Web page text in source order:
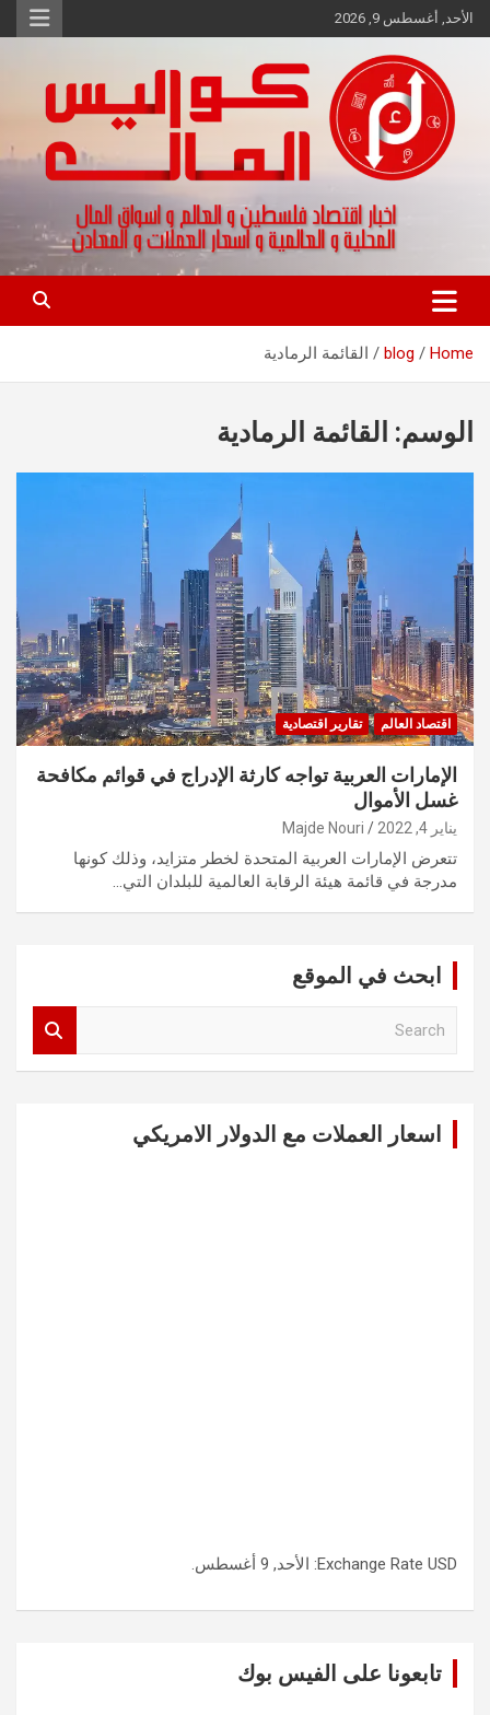
Skip
to
الأحد, أغسطس 9, 2026
كواليس المال
اخبار اقتصاد فلسطين و العالم و تقارير اسواق المال و العملات
Home
blog القائمة الرمادية
الوسم: القائمة الرمادية
اقتصاد العالم تقارير اقتصادية
الإمارات العربية تواجه كارثة الإدراج في قوائم مكافحة
غسل الأموال
يناير 4, 2022 Majde Nouri
تتعرض الإمارات العربية المتحدة لخطر متزايد، وذلك كونها
مدرجة في قائمة هيئة الرقابة العالمية للبلدان التي…
ابحث في الموقع
اسعار العملات مع الدولار الامريكي
Exchange Rate USD : الأحد, 9 أغسطس.
تابعونا على الفيس بوك